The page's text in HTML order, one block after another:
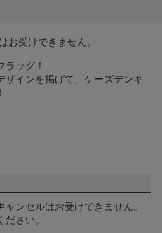
お受けできません。
ッグ！
ザインを掲げて、ケーズデンキ
ンセルはお受けできません。
ださい。